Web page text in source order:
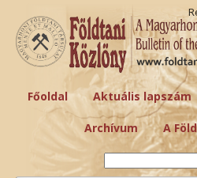
Főoldal Aktuális lapszám
Archívum A